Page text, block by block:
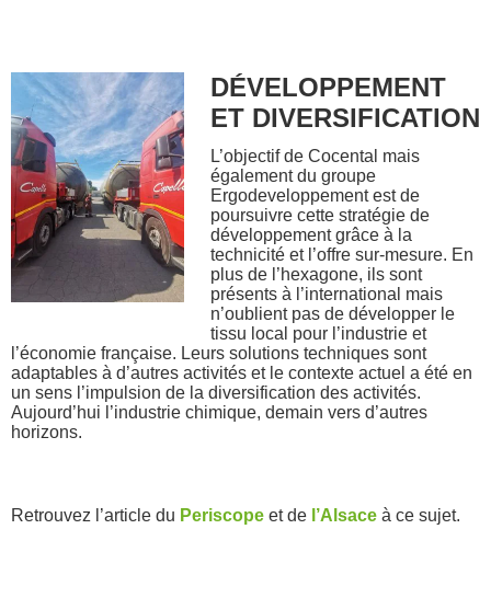
DÉVELOPPEMENT
ET DIVERSIFICATION
L’objectif de Cocental mais
également du groupe
Ergodeveloppement est de
poursuivre cette stratégie de
développement grâce à la
technicité et l’offre sur-mesure. En
plus de l’hexagone, ils sont
présents à l’international mais
n’oublient pas de développer le
tissu local pour l’industrie et
l’économie française. Leurs solutions techniques sont
adaptables à d’autres activités et le contexte actuel a été en
un sens l’impulsion de la diversification des activités.
Aujourd’hui l’industrie chimique, demain vers d’autres
horizons.
Retrouvez l’article du Periscope et de l’Alsace à ce sujet.